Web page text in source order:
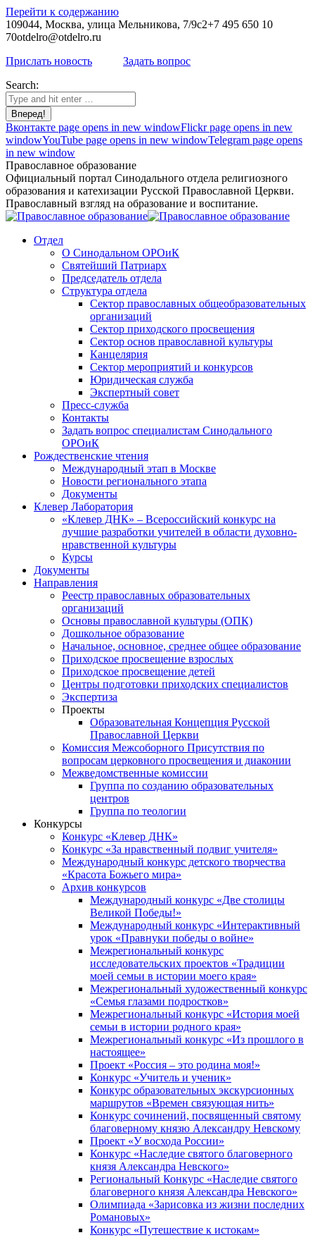
Перейти к содержанию
109044, Москва, улица Мельникова, 7/9с2+7 495 650 10
70otdelro@otdelro.ru
Прислать новость
Задать вопрос
Search:
Вконтакте page opens in new windowFlickr page opens in new
windowYouTube page opens in new windowTelegram page opens
in new window
Православное образование
Официальный портал Синодального отдела религиозного
образования и катехизации Русской Православной Церкви.
Православный взгляд на образование и воспитание.
Отдел
О Синодальном ОРОиК
Святейший Патриарх
Председатель отдела
Структура отдела
Сектор православных общеобразовательных
организаций
Сектор приходского просвещения
Сектор основ православной культуры
Канцелярия
Сектор мероприятий и конкурсов
Юридическая служба
Экспертный совет
Пресс-служба
Контакты
Задать вопрос специалистам Синодального
ОРОиК
Рождественские чтения
Международный этап в Москве
Новости регионального этапа
Документы
Клевер Лаборатория
«Клевер ДНК» – Всероссийский конкурс на
лучшие разработки учителей в области духовно-
нравственной культуры
Курсы
Документы
Направления
Реестр православных образовательных
организаций
Основы православной культуры (ОПК)
Дошкольное образование
Начальное, основное, среднее общее образование
Приходское просвещение взрослых
Приходское просвещение детей
Центры подготовки приходских специалистов
Экспертиза
Проекты
Образовательная Концепция Русской
Православной Церкви
Комиссия Межсоборного Присутствия по
вопросам церковного просвещения и диаконии
Межведомственные комиссии
Группа по созданию образовательных
центров
Группа по теологии
Конкурсы
Конкурс «Клевер ДНК»
Конкурс «За нравственный подвиг учителя»
Международный конкурс детского творчества
«Красота Божьего мира»
Архив конкурсов
Международный конкурс «Две столицы
Великой Победы!»
Международный конкурс «Интерактивный
урок «Правнуки победы о войне»
Межрегиональный конкурс
исследовательских проектов «Традиции
моей семьи в истории моего края»
Межрегиональный художественный конкурс
«Семья глазами подростков»
Межрегиональный конкурс «История моей
семьи в истории родного края»
Межрегиональный конкурс «Из прошлого в
настоящее»
Проект «Россия – это родина моя!»
Конкурс «Учитель и ученик»
Конкурс образовательных экскурсионных
маршрутов «Времен связующая нить»
Конкурс сочинений, посвященный святому
благоверному князю Александру Невскому
Проект «У восхода России»
Конкурс «Наследие святого благоверного
князя Александра Невского»
Региональный Конкурс «Наследие святого
благоверного князя Александра Невского»
Олимпиада «Зарисовка из жизни последних
Романовых»
Конкурс «Путешествие к истокам»